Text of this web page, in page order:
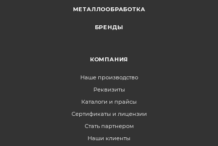
МЕТАЛЛООБРАБОТКА
БРЕНДЫ
КОМПАНИЯ
Наше производство
Реквизиты
Каталоги и прайсы
Сертификаты и лицензии
Стать партнером
Наши клиенты